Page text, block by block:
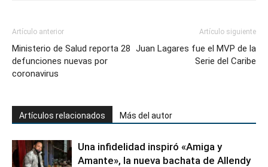
Artículo anterior
Ministerio de Salud reporta 28
defunciones nuevas por
coronavirus
Artículo siguiente
Juan Lagares fue el MVP de la
Serie del Caribe
Artículos relacionados Más del autor
Una infidelidad inspiró «Amiga y
Amante», la nueva bachata de Allendy